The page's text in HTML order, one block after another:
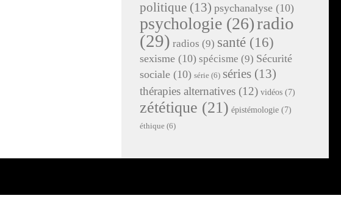
politique (13) psychanalyse (10)
psychologie (26)radio
(29) radios (9) santé (16)
sexisme (10) spécisme (9) Sécurité
sociale (10) série (6) séries (13)
thérapies alternatives (12) vidéos (7)
zététique (21) épistémologie (7)
éthique (6)